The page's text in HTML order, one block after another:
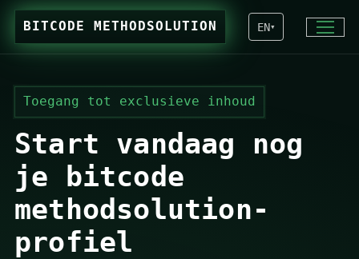
BITCODE METHODSOLUTION EN▾
Toegang tot exclusieve inhoud
Start vandaag nog
je bitcode
methodsolution-
profiel